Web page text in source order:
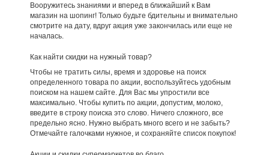
Вооружитесь знаниями и вперед в ближайший к Вам
магазин на шопинг! Только будьте бдительны и внимательно
смотрите на дату, вдруг акция уже закончилась или еще не
началась.
Как найти скидки на нужный товар?
Чтобы не тратить силы, время и здоровье на поиск
определенного товара по акции, воспользуйтесь удобным
поиском на нашем сайте. Для Вас мы упростили все
максимально. Чтобы купить по акции, допустим, молоко,
введите в строку поиска это слово. Ничего сложного, все
предельно ясно. Нужно выбрать много всего и не забыть?
Отмечайте галочками нужное, и сохраняйте список покупок!